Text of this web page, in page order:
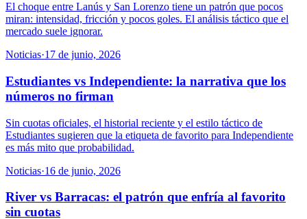
El choque entre Lanús y San Lorenzo tiene un patrón que pocos
miran: intensidad, fricción y pocos goles. El análisis táctico que el
mercado suele ignorar.
Noticias·17 de junio, 2026
Estudiantes vs Independiente: la narrativa que los
números no firman
Sin cuotas oficiales, el historial reciente y el estilo táctico de
Estudiantes sugieren que la etiqueta de favorito para Independiente
es más mito que probabilidad.
Noticias·16 de junio, 2026
River vs Barracas: el patrón que enfría al favorito
sin cuotas